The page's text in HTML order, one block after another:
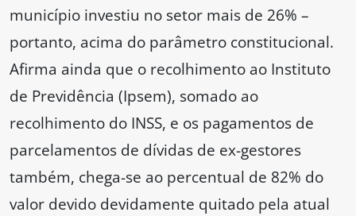
município investiu no setor mais de 26% –
portanto, acima do parâmetro constitucional.
Afirma ainda que o recolhimento ao Instituto
de Previdência (Ipsem), somado ao
recolhimento do INSS, e os pagamentos de
parcelamentos de dívidas de ex-gestores
também, chega-se ao percentual de 82% do
valor devido devidamente quitado pela atual